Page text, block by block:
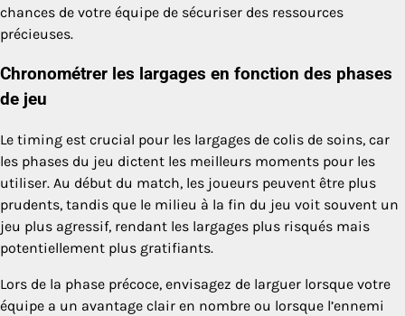
chances de votre équipe de sécuriser des ressources
précieuses.
Chronométrer les largages en fonction des phases
de jeu
Le timing est crucial pour les largages de colis de soins, car
les phases du jeu dictent les meilleurs moments pour les
utiliser. Au début du match, les joueurs peuvent être plus
prudents, tandis que le milieu à la fin du jeu voit souvent un
jeu plus agressif, rendant les largages plus risqués mais
potentiellement plus gratifiants.
Lors de la phase précoce, envisagez de larguer lorsque votre
équipe a un avantage clair en nombre ou lorsque l’ennemi